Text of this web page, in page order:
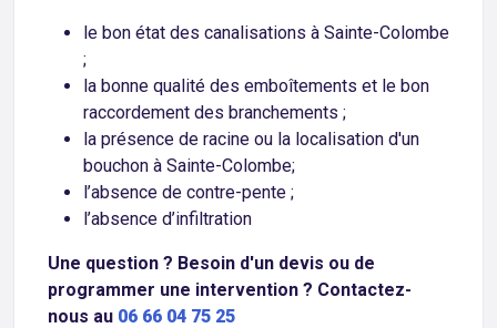
le bon état des canalisations à Sainte-Colombe
;
la bonne qualité des emboîtements et le bon
raccordement des branchements ;
la présence de racine ou la localisation d'un
bouchon à Sainte-Colombe;
l’absence de contre-pente ;
l’absence d’infiltration
Une question ? Besoin d'un devis ou de
programmer une intervention ? Contactez-
nous au 06 66 04 75 25